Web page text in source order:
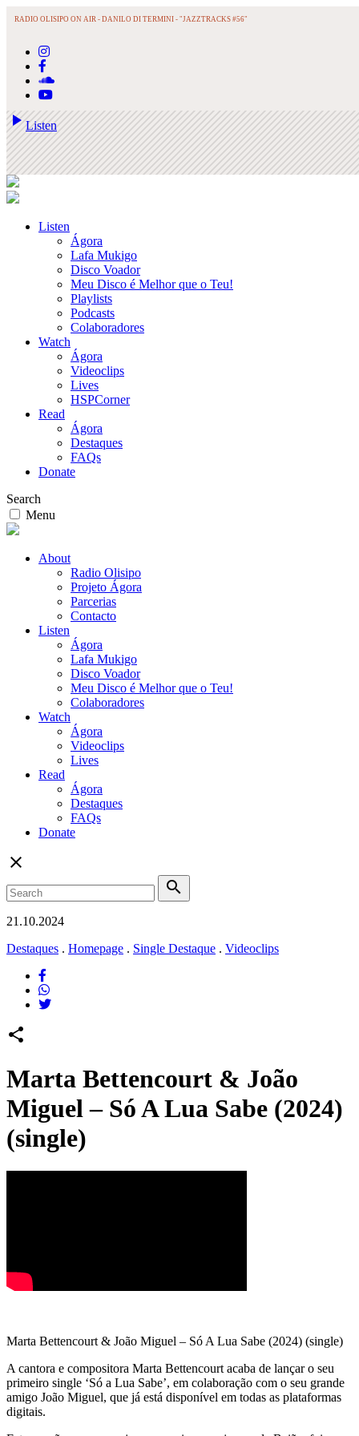
play_arrowListen
RADIO OLISIPO ON AIR - DANILO DI TERMINI - "JAZZTRACKS #56"
Listen
Ágora
Lafa Mukigo
Disco Voador
Meu Disco é Melhor que o Teu!
Playlists
Podcasts
Colaboradores
Watch
Ágora
Videoclips
Lives
HSPCorner
Read
Ágora
Destaques
FAQs
Donate
Search
Menu
About
Radio Olisipo
Projeto Ágora
Parcerias
Contacto
Listen
Ágora
Lafa Mukigo
Disco Voador
Meu Disco é Melhor que o Teu!
Colaboradores
Watch
Ágora
Videoclips
Lives
Read
Ágora
Destaques
FAQs
Donate
close
search
21.10.2024
Destaques . Homepage . Single Destaque . Videoclips
share
Marta Bettencourt & João
Miguel – Só A Lua Sabe (2024)
(single)
Marta Bettencourt & João Miguel – Só A Lua Sabe (2024) (single)
A cantora e compositora Marta Bettencourt acaba de lançar o seu
primeiro single ‘Só a Lua Sabe’, em colaboração com o seu grande
amigo João Miguel, que já está disponível em todas as plataformas
digitais.